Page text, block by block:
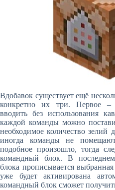
Вдобавок существует ещё
конкретно их три. Первое –
вводить без использования
каждой команды можно
необходимое количество зелий
иногда команды не
подобное произошло, тогда
командный блок. В
блока прописывается
уже будет активирована
командный блок сможет